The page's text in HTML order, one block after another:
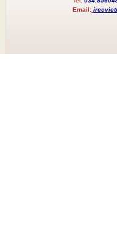
Email: